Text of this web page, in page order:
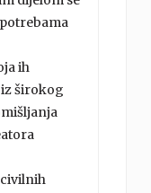
ih
širokog